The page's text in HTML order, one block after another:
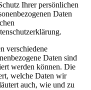
Ihrer persönlichen
Daten
verschiedene
Daten sind
werden können. Die
welche Daten wir
auch, wie und zu